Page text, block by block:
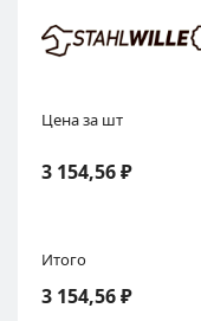
Цена за шт
3 154,56 ₽
Итого
3 154,56 ₽